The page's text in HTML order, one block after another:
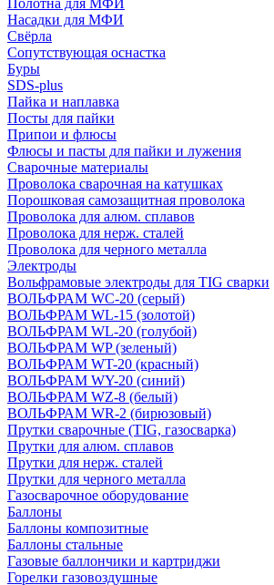
Полотна для МФИ
Насадки для МФИ
Свёрла
Сопутствующая оснастка
Буры
SDS-plus
Пайка и наплавка
Посты для пайки
Припои и флюсы
Флюсы и пасты для пайки и лужения
Сварочные материалы
Проволока сварочная на катушках
Порошковая самозащитная проволока
Проволока для алюм. сплавов
Проволока для нерж. сталей
Проволока для черного металла
Электроды
Вольфрамовые электроды для TIG сварки
ВОЛЬФРАМ WC-20 (серый)
ВОЛЬФРАМ WL-15 (золотой)
ВОЛЬФРАМ WL-20 (голубой)
ВОЛЬФРАМ WP (зеленый)
ВОЛЬФРАМ WT-20 (красный)
ВОЛЬФРАМ WY-20 (синий)
ВОЛЬФРАМ WZ-8 (белый)
ВОЛЬФРАМ WR-2 (бирюзовый)
Прутки сварочные (TIG, газосварка)
Прутки для алюм. сплавов
Прутки для нерж. сталей
Прутки для черного металла
Газосварочное оборудование
Баллоны
Баллоны композитные
Баллоны стальные
Газовые баллончики и картриджи
Горелки газовоздушные